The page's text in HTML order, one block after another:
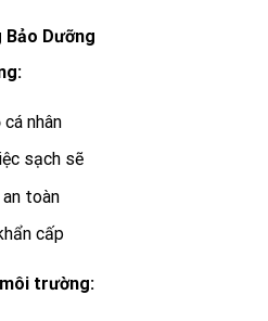
Bảo Dưỡng
nhân
sạch sẽ
toàn
cấp
trường: